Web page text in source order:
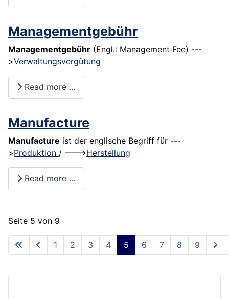
Managementgebühr
Managementgebühr (Engl.: Management Fee) ---
>Verwaltungsvergütung
Read more …
Manufacture
Manufacture ist der englische Begriff für ---
>Produktion / --->Herstellung
Read more …
Seite 5 von 9
1 2 3 4 5 6 7 8 9